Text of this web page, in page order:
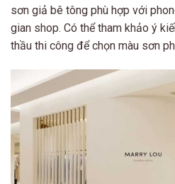
sơn giả bê tông phù hợp với
gian shop. Có thể tham khảo ý
thầu thi công để chọn màu sơn